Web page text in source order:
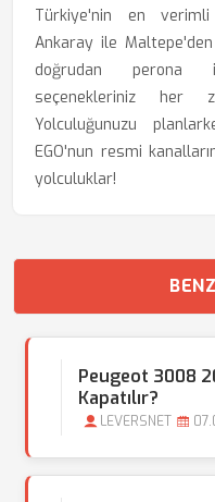
Türkiye'nin en
Ankaray ile
doğrudan perona
seçenekleriniz her
Yolculuğunuzu
EGO'nun resmi
yolculuklar!
Peugeot 3008
Kapatılır?
LEVERSNET